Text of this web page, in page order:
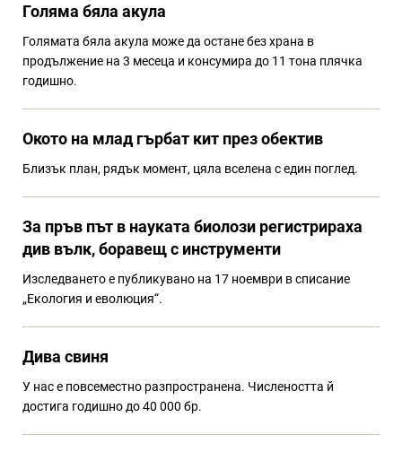
Голяма бяла акула
Голямата бяла акула може да остане без храна в
продължение на 3 месеца и консумира до 11 тона плячка
годишно.
Окото на млад гърбат кит през обектив
Близък план, рядък момент, цяла вселена с един поглед.
За пръв път в науката биолози регистрираха
див вълк, боравещ с инструменти
Изследването е публикувано на 17 ноември в списание
„Екология и еволюция“.
Дива свиня
У нас е повсеместно разпространена. Числеността й
достига годишно до 40 000 бр.